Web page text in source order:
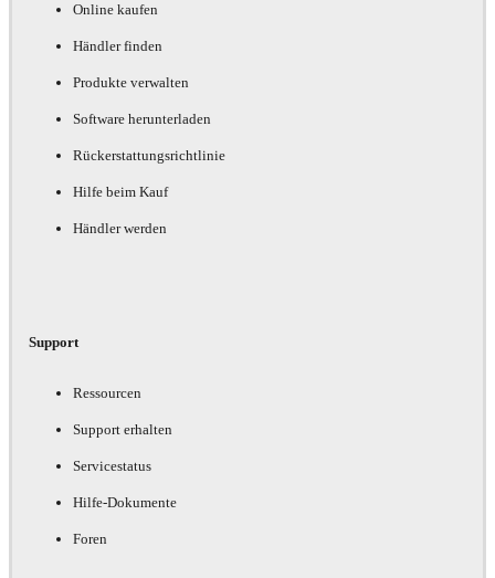
Online kaufen
Händler finden
Produkte verwalten
Software herunterladen
Rückerstattungsrichtlinie
Hilfe beim Kauf
Händler werden
Support
Ressourcen
Support erhalten
Servicestatus
Hilfe-Dokumente
Foren